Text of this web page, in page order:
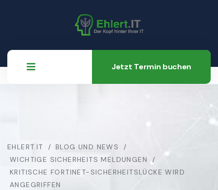
Jetzt Termin buchen
EHLERT.IT
BLOG UND NEWS
WICHTIGE SICHERHEITS MELDUNGEN
KRITISCHE FORTINET-SICHERHEITSLÜCKE WIRD
ANGEGRIFFEN